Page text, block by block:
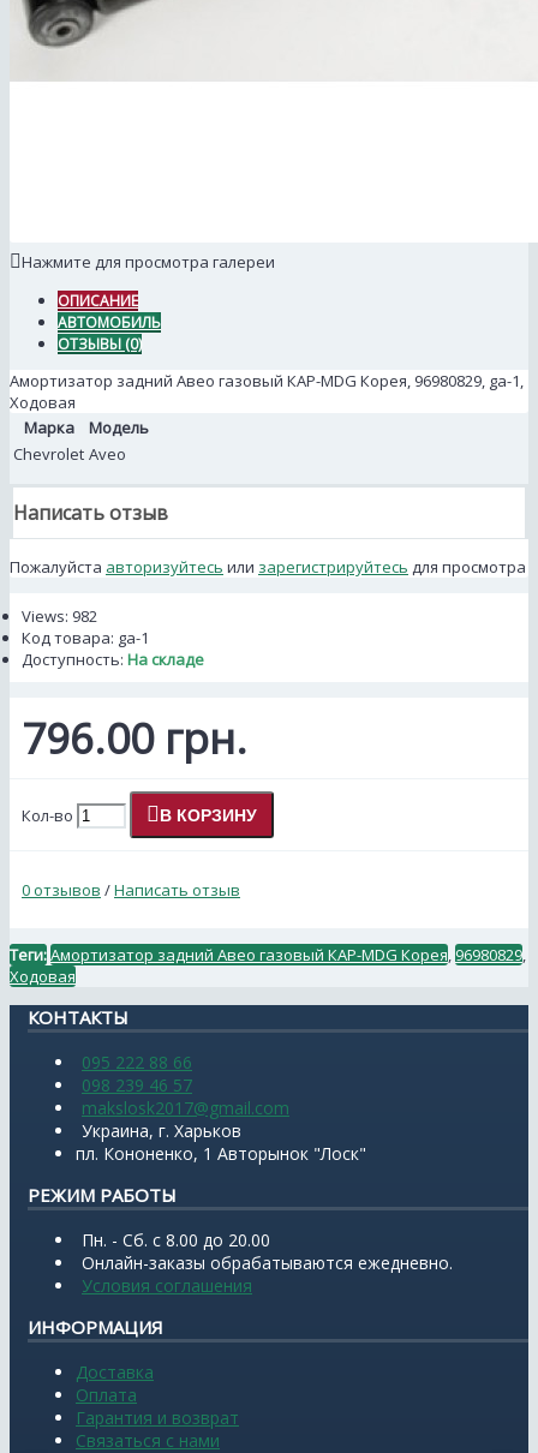
Нажмите для просмотра галереи
ОПИСАНИЕ
АВТОМОБИЛЬ
ОТЗЫВЫ (0)
Амортизатор задний Авео газовый КАР-MDG Корея, 96980829, ga-1,
Ходовая
Марка
Модель
Chevrolet Aveo
Написать отзыв
Пожалуйста авторизуйтесь или зарегистрируйтесь для просмотра
Views: 982
Код товара: ga-1
Доступность: На складе
796.00 грн.
Кол-во В КОРЗИНУ
0 отзывов /Написать отзыв
Теги:Амортизатор задний Авео газовый КАР-MDG Корея 96980829
Ходовая
КОНТАКТЫ
095 222 88 66
098 239 46 57
makslosk2017@gmail.com
Украина, г. Харьков
пл. Кононенко, 1 Авторынок "Лоск"
РЕЖИМ РАБОТЫ
Пн. - Сб. с 8.00 до 20.00
Онлайн-заказы обрабатываются ежедневно.
Условия соглашения
ИНФОРМАЦИЯ
Доставка
Оплата
Гарантия и возврат
Связаться с нами